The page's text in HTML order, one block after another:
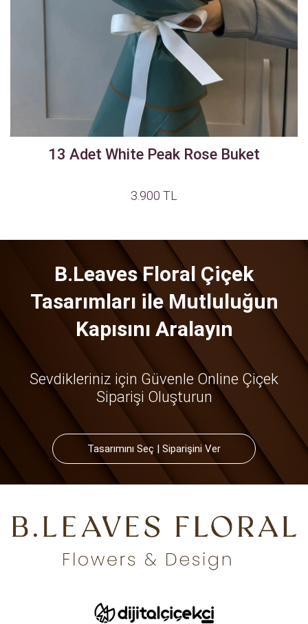
13 Adet White Peak Rose Buket
3.900 TL
B.Leaves Floral Çiçek
Tasarımları ile Mutluluğun
Kapısını Aralayın
Sevdikleriniz için Güvenle Online Çiçek
Siparişi Oluşturun
Tasarımını Seç | Siparişini Ver